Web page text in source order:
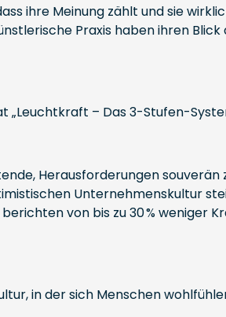
ihre Meinung zählt und sie
Praxis haben ihren
– Das 3-Stufen-
Herausforderungen
Unternehmenskultur
von bis zu 30 % weniger
in der sich Menschen